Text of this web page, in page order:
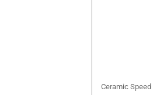
Ceramic Speed